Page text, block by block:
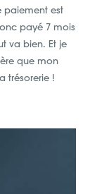
paiement est
payé 7 mois
va bien. Et je
que mon
trésorerie !